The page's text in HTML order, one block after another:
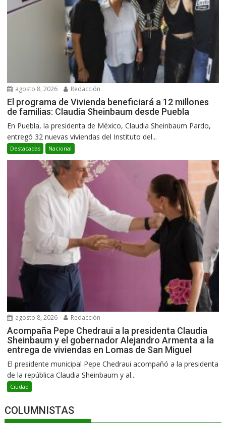
agosto 8, 2026 Redacción
El programa de Vivienda beneficiará a 12 millones
de familias: Claudia Sheinbaum desde Puebla
En Puebla, la presidenta de México, Claudia Sheinbaum Pardo,
entregó 32 nuevas viviendas del Instituto del...
Destacadas Nacional
agosto 8, 2026 Redacción
Acompaña Pepe Chedraui a la presidenta Claudia
Sheinbaum y el gobernador Alejandro Armenta a la
entrega de viviendas en Lomas de San Miguel
El presidente municipal Pepe Chedraui acompañó a la presidenta
de la república Claudia Sheinbaum y al...
Ciudad
COLUMNISTAS